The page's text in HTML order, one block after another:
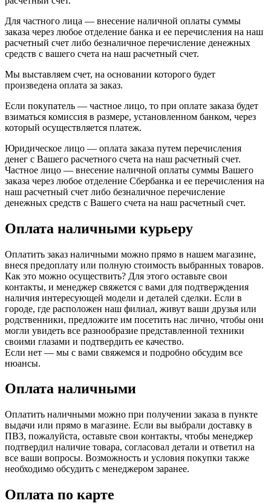
Для частного лица — внесение наличной оплаты суммы
заказа через любое отделение банка и ее перечисления на наш
расчетный счет либо безналичное перечисление денежных
средств с вашего счета на наш расчетный счет.
Мы выставляем счет, на основании которого будет
произведена оплата за заказ.
Если покупатель — частное лицо, то при оплате заказа будет
взиматься комиссия в размере, установленном банком, через
который осуществляется платеж.
Юридическое лицо — оплата заказа путем перечисления
денег с Вашего расчетного счета на наш расчетный счет.
Частное лицо — внесение наличной оплаты суммы Вашего
заказа через любое отделение Сбербанка и ее перечисления на
наш расчетный счет либо безналичное перечисление
денежных средств с Вашего счета на наш расчетный счет.
Оплата наличными курьеру
Оплатить заказ наличными можно прямо в нашем магазине,
внеся предоплату или полную стоимость выбранных товаров.
Как это можно осуществить? Для этого оставьте свои
контакты, и менеджер свяжется с вами для подтверждения
наличия интересующей модели и деталей сделки. Если в
городе, где расположен наш филиал, живут ваши друзья или
родственники, предложите им посетить нас лично, чтобы они
могли увидеть все разнообразие представленной техники
своими глазами и подтвердить ее качество.
Если нет — мы с вами свяжемся и подробно обсудим все
нюансы.
Оплата наличными
Оплатить наличными можно при получении заказа в пункте
выдачи или прямо в магазине. Если вы выбрали доставку в
ПВЗ, пожалуйста, оставьте свои контакты, чтобы менеджер
подтвердил наличие товара, согласовал детали и ответил на
все ваши вопросы. Возможность и условия покупки также
необходимо обсудить с менеджером заранее.
Оплата по карте